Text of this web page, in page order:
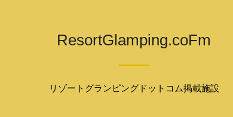
ResortGlamping.coFm
リゾートグランピングドットコム掲載施設